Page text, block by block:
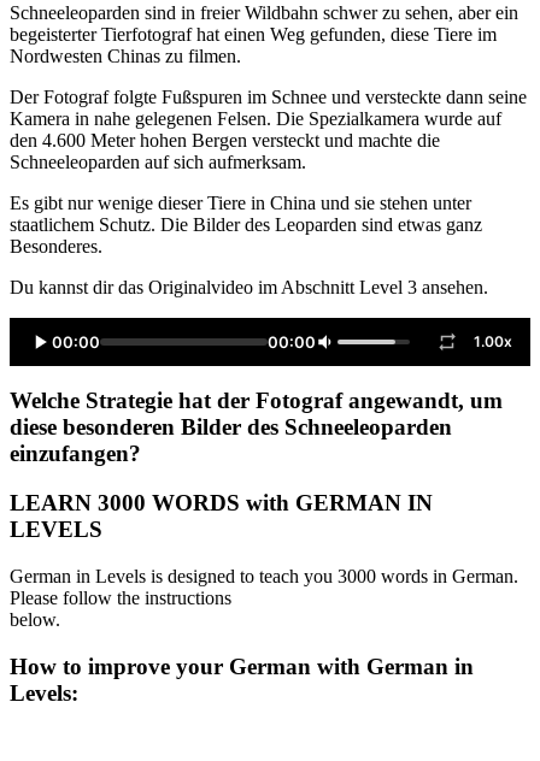
Schneeleoparden sind in freier Wildbahn schwer zu sehen, aber ein
begeisterter Tierfotograf hat einen Weg gefunden, diese Tiere im
Nordwesten Chinas zu filmen.
Der Fotograf folgte Fußspuren im Schnee und versteckte dann seine
Kamera in nahe gelegenen Felsen. Die Spezialkamera wurde auf
den 4.600 Meter hohen Bergen versteckt und machte die
Schneeleoparden auf sich aufmerksam.
Es gibt nur wenige dieser Tiere in China und sie stehen unter
staatlichem Schutz. Die Bilder des Leoparden sind etwas ganz
Besonderes.
Du kannst dir das Originalvideo im Abschnitt Level 3 ansehen.
00:00 00:00 1.00x
Welche Strategie hat der Fotograf angewandt, um
diese besonderen Bilder des Schneeleoparden
einzufangen?
LEARN 3000 WORDS with GERMAN IN
LEVELS
German in Levels is designed to teach you 3000 words in German.
Please follow the instructions
below.
How to improve your German with German in
Levels: